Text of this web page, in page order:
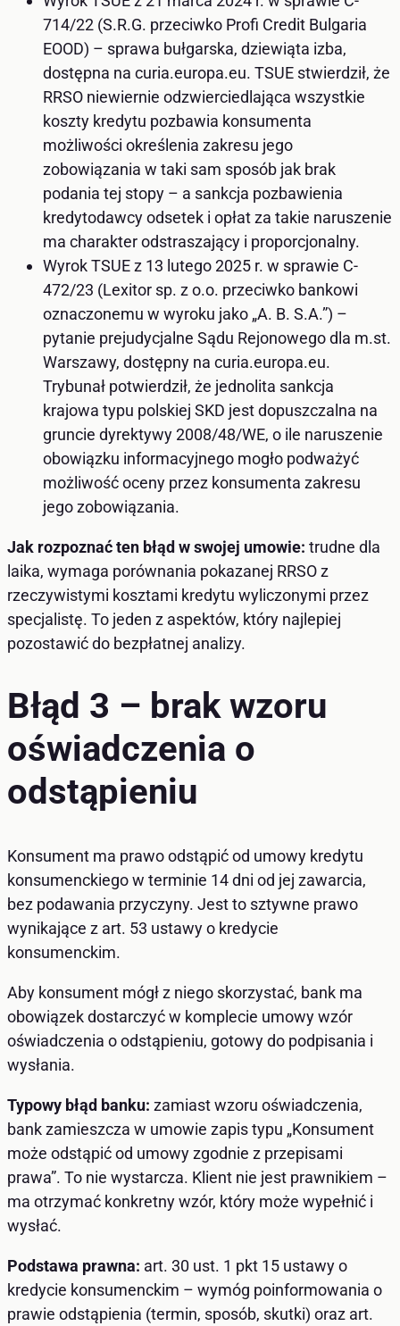
714/22 (S.R.G. przeciwko Profi Credit Bulgaria
EOOD) – sprawa bułgarska, dziewiąta izba,
dostępna na curia.europa.eu. TSUE stwierdził, że
RRSO niewiernie odzwierciedlająca wszystkie
koszty kredytu pozbawia konsumenta
możliwości określenia zakresu jego
zobowiązania w taki sam sposób jak brak
podania tej stopy – a sankcja pozbawienia
kredytodawcy odsetek i opłat za takie naruszenie
ma charakter odstraszający i proporcjonalny.
Wyrok TSUE z 13 lutego 2025 r. w sprawie C-
472/23 (Lexitor sp. z o.o. przeciwko bankowi
oznaczonemu w wyroku jako „A. B. S.A.”) –
pytanie prejudycjalne Sądu Rejonowego dla m.st.
Warszawy, dostępny na curia.europa.eu.
Trybunał potwierdził, że jednolita sankcja
krajowa typu polskiej SKD jest dopuszczalna na
gruncie dyrektywy 2008/48/WE, o ile naruszenie
obowiązku informacyjnego mogło podważyć
możliwość oceny przez konsumenta zakresu
jego zobowiązania.
Jak rozpoznać ten błąd w swojej umowie: trudne dla
laika, wymaga porównania pokazanej RRSO z
rzeczywistymi kosztami kredytu wyliczonymi przez
specjalistę. To jeden z aspektów, który najlepiej
pozostawić do bezpłatnej analizy.
Błąd 3 – brak wzoru
oświadczenia o
odstąpieniu
Konsument ma prawo odstąpić od umowy kredytu
konsumenckiego w terminie 14 dni od jej zawarcia,
bez podawania przyczyny. Jest to sztywne prawo
wynikające z art. 53 ustawy o kredycie
konsumenckim.
Aby konsument mógł z niego skorzystać, bank ma
obowiązek dostarczyć w komplecie umowy wzór
oświadczenia o odstąpieniu, gotowy do podpisania i
wysłania.
Typowy błąd banku: zamiast wzoru oświadczenia,
bank zamieszcza w umowie zapis typu „Konsument
może odstąpić od umowy zgodnie z przepisami
prawa”. To nie wystarcza. Klient nie jest prawnikiem –
ma otrzymać konkretny wzór, który może wypełnić i
wysłać.
Podstawa prawna: art. 30 ust. 1 pkt 15 ustawy o
kredycie konsumenckim – wymóg poinformowania o
prawie odstąpienia (termin, sposób, skutki) oraz art.